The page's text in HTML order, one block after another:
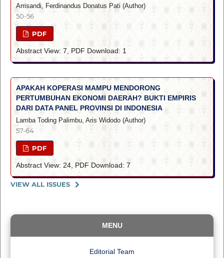
Arrisandi, Ferdinandus Donatus Pati (Author)
50-56
PDF
Abstract View: 7, PDF Download: 1
APAKAH KOPERASI MAMPU MENDORONG
PERTUMBUHAN EKONOMI DAERAH? BUKTI EMPIRIS
DARI DATA PANEL PROVINSI DI INDONESIA
Lamba Toding Palimbu, Aris Widodo (Author)
57-64
PDF
Abstract View: 24, PDF Download: 7
VIEW ALL ISSUES
MENU
Editorial Team